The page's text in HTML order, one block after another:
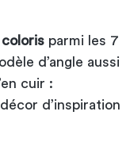
parmi les 7
d’angle aussi
cuir :
d’inspiration